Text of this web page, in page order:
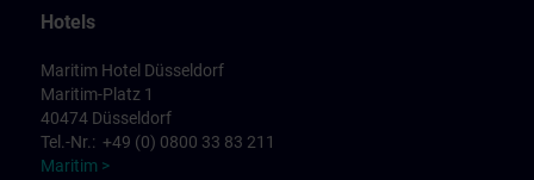
Hotels
Maritim Hotel Düsseldorf
Maritim-Platz 1
40474 Düsseldorf
Tel.-Nr.: +49 (0) 0800 33 83 211
Maritim >